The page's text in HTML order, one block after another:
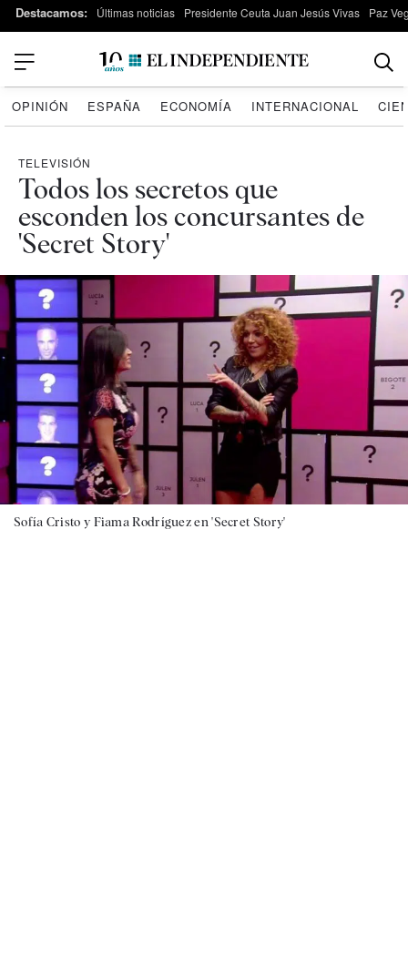
Destacamos: Últimas noticias Presidente Ceuta Juan Jesús Vivas Paz
OPINIÓN ESPAÑA ECONOMÍA INTERNACIONAL
TELEVISIÓN
Todos los secretos que
esconden los concursantes de
'Secret Story'
Sofía Cristo y Fiama Rodríguez en 'Secret Story'